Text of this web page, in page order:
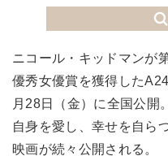
ニコール・キッドマンが
優秀女優賞を獲得した
月28日（金）に全国公開
自身を愛し、幸せを自ら
映画が続々公開される。